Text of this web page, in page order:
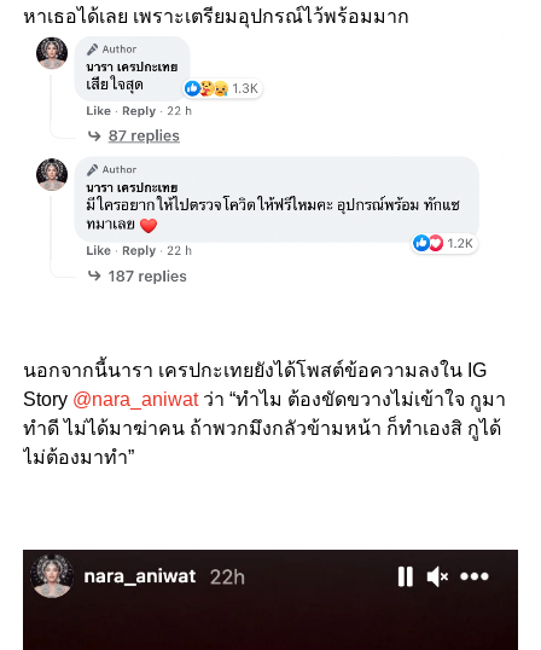
หาเธอได้เลย เพราะเตรียมอุปกรณ์ไว้พร้อมมาก
นอกจากนี้นารา เครปกะเทยยังได้โพสต์ข้อความลงใน IG
Story @nara_aniwatว่า “ทำไม ต้องขัดขวางไม่เข้าใจ กูมา
ทำดี ไม่ได้มาฆ่าคน ถ้าพวกมึงกลัวข้ามหน้า ก็ทำเองสิ กูได้
ไม่ต้องมาทำ”